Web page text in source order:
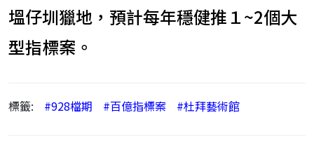
塭仔圳獵地，預計每年穩健推１~2個大
型指標案。
標籤: #928檔期 #百億指標案 #杜拜藝術館